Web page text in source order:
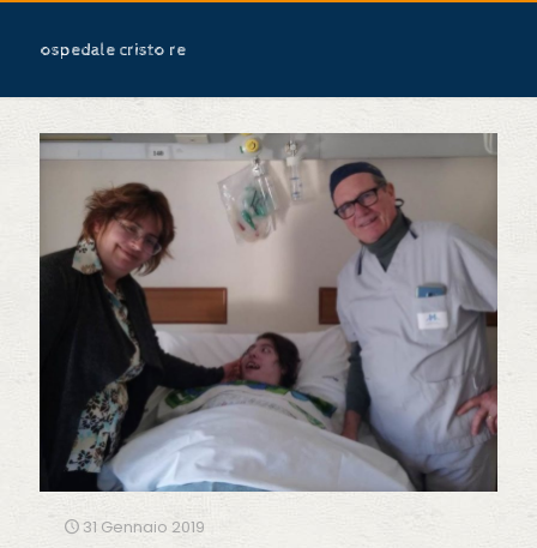
ospedale cristo re
31 Gennaio 2019